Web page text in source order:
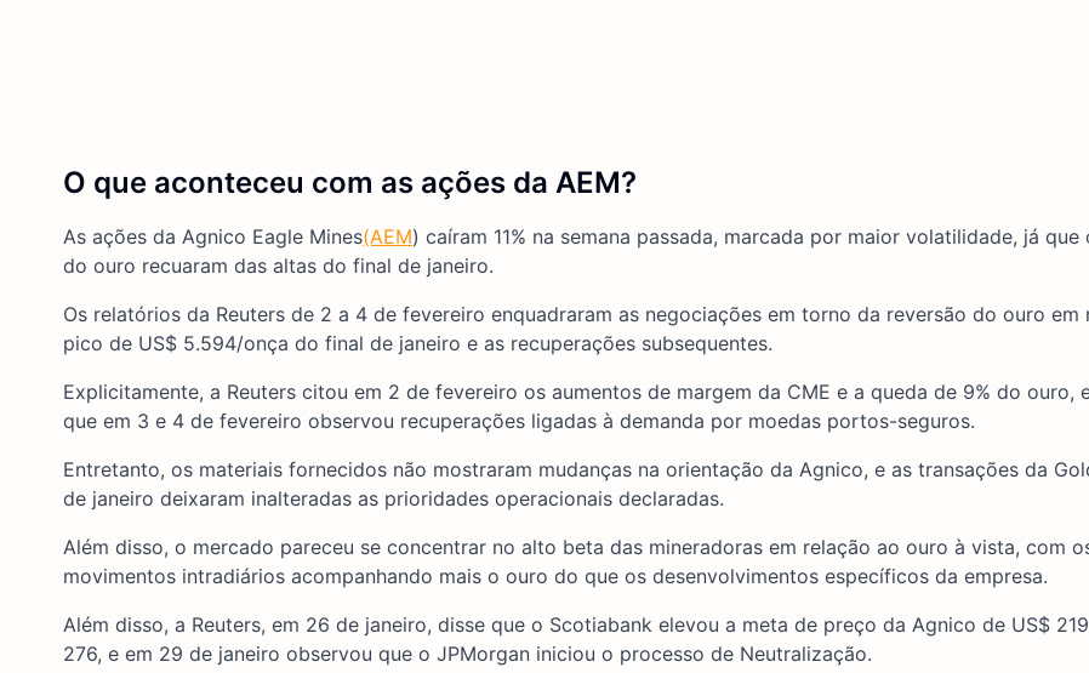
O que aconteceu com as ações da AEM?
As ações da Agnico Eagle Mines(AEM) caíram 11% na semana passada, marcada por maior volatilidade, já que
do ouro recuaram das altas do final de janeiro.
Os relatórios da Reuters de 2 a 4 de fevereiro enquadraram as negociações em torno da reversão do ouro em
pico de US$ 5.594/onça do final de janeiro e as recuperações subsequentes.
Explicitamente, a Reuters citou em 2 de fevereiro os aumentos de margem da CME e a queda de 9% do ouro,
que em 3 e 4 de fevereiro observou recuperações ligadas à demanda por moedas portos-seguros.
Entretanto, os materiais fornecidos não mostraram mudanças na orientação da Agnico, e as transações da
de janeiro deixaram inalteradas as prioridades operacionais declaradas.
Além disso, o mercado pareceu se concentrar no alto beta das mineradoras em relação ao ouro à vista, com
movimentos intradiários acompanhando mais o ouro do que os desenvolvimentos específicos da empresa.
Além disso, a Reuters, em 26 de janeiro, disse que o Scotiabank elevou a meta de preço da Agnico de US$
276, e em 29 de janeiro observou que o JPMorgan iniciou o processo de Neutralização.